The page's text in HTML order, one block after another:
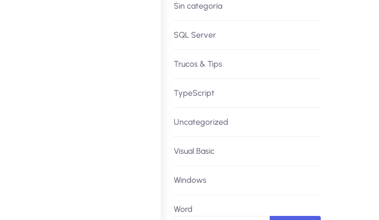
Sin categoría
SQL Server
Trucos & Tips
TypeScript
Uncategorized
Visual Basic
Windows
Word